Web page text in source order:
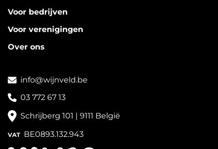
Voor bedrijven
Voor verenigingen
Over ons
info@wijnveld.be
03 772 67 13
Schrijberg 101 | 9111 België
VAT BE0893.132.943